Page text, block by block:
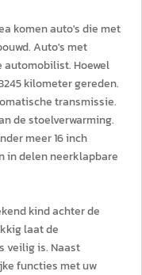
komen auto's die met
Auto's met
automobilist. Hoewel
kilometer gereden.
transmissie.
de stoelverwarming.
meer 16 inch
in delen neerklapbare
kind achter de
laat de
veilig is. Naast
functies met uw